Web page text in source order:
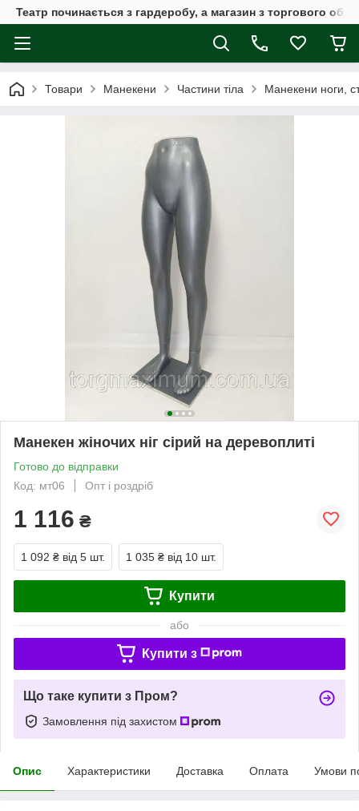
Театр починається з гардеробу, а магазин з торгового
Товари Манекени Частини тіла Манекени ноги,
Манекен жіночих ніг сірий на деревоплиті
Готово до відправки
Код: мт06
Опт і роздріб
1 116 ₴
1 092 ₴ від 5 шт. 1 035 ₴ від 10 шт.
Купити
або
Купити з
Що таке купити з Пром?
Замовлення під захистом
Опис Характеристики Доставка Оплата Умови